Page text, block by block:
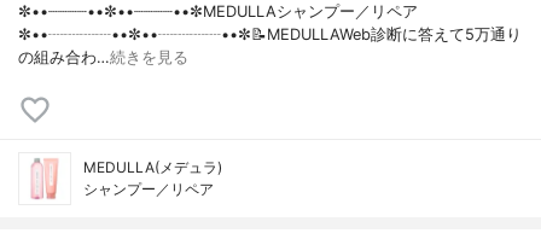
✼••┈┈┈┈••✼••┈┈┈┈••✼MEDULLAシャンプー／リペア
✼••┈┈┈┈••✼••┈┈┈┈••✼📝MEDULLAWeb診断に答えて5万通り
の組み合わ…続きを見る
MEDULLA(メデュラ)
シャンプー／リペア